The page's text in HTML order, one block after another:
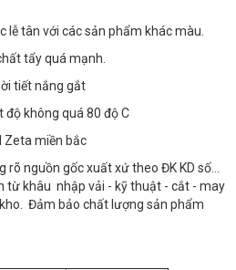
lễ tân với các sản phẩm khác màu.
tẩy quá mạnh.
tiết nắng gắt
độ không quá 80 độ C
Zeta miền bắc
rõ nguồn gốc xuất xứ theo ĐK KD số…
từ khâu nhập vải - kỹ thuật - cắt - may
Đảm bảo chất lượng sản phẩm